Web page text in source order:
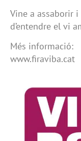
Vine a assaborir
d’entendre el vi
Més informació:
www.firaviba.cat